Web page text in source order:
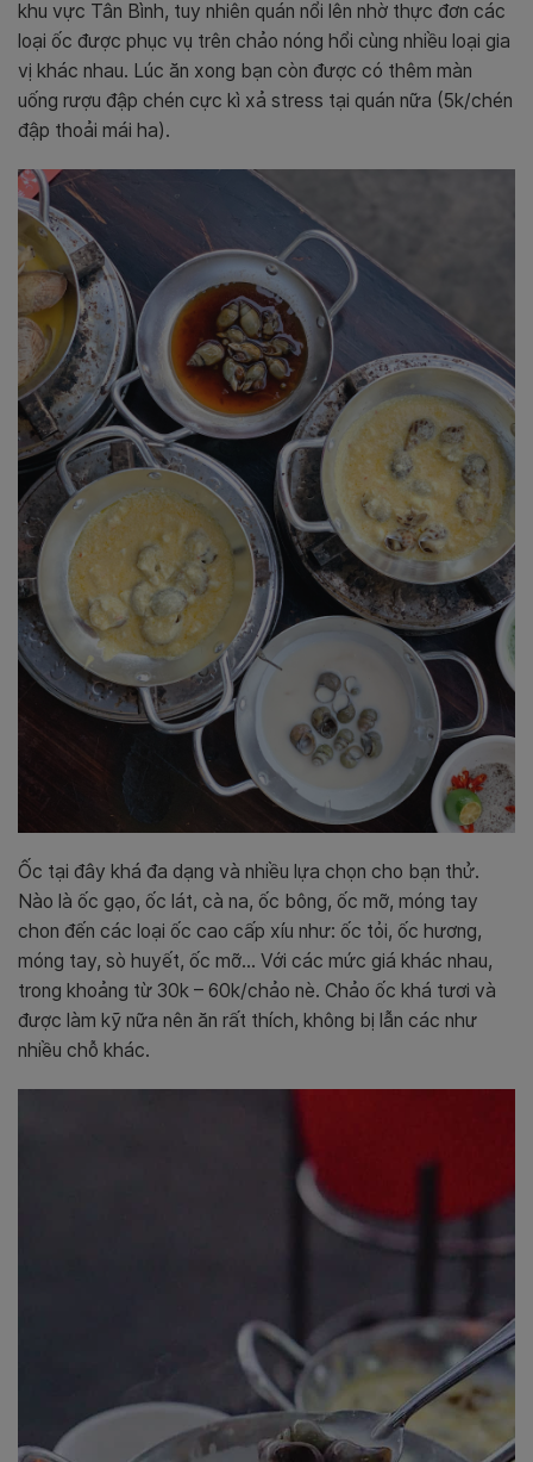
khu vực Tân Bình, tuy nhiên quán nổi lên nhờ thực đơn các
loại ốc được phục vụ trên chảo nóng hổi cùng nhiều loại gia
vị khác nhau. Lúc ăn xong bạn còn được có thêm màn
uống rượu đập chén cực kì xả stress tại quán nữa (5k/chén
đập thoải mái ha).
Ốc tại đây khá đa dạng và nhiều lựa chọn cho bạn thử.
Nào là ốc gạo, ốc lát, cà na, ốc bông, ốc mỡ, móng tay
chon đến các loại ốc cao cấp xíu như: ốc tỏi, ốc hương,
móng tay, sò huyết, ốc mỡ… Với các mức giá khác nhau,
trong khoảng từ 30k – 60k/chảo nè. Chảo ốc khá tươi và
được làm kỹ nữa nên ăn rất thích, không bị lẫn các như
nhiều chỗ khác.